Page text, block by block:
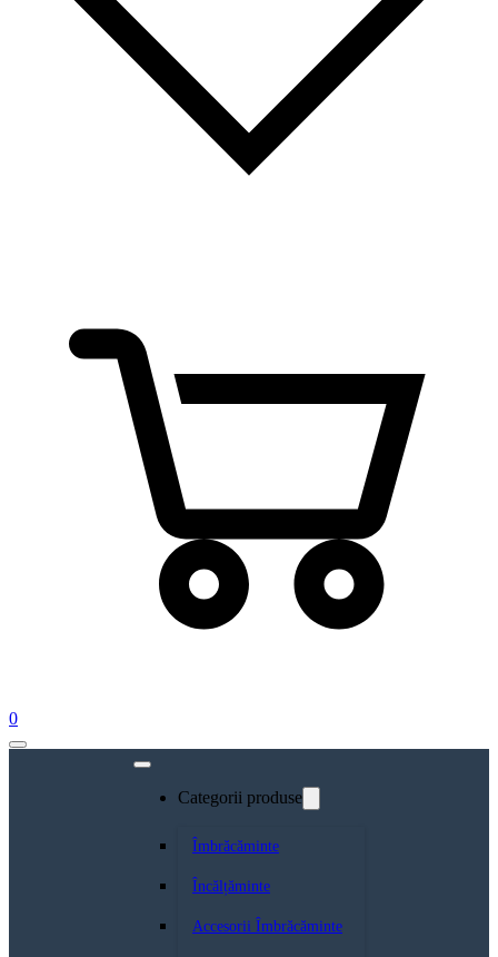
0
Categorii produse
Îmbrăcăminte
Încălțăminte
Accesorii Îmbrăcăminte